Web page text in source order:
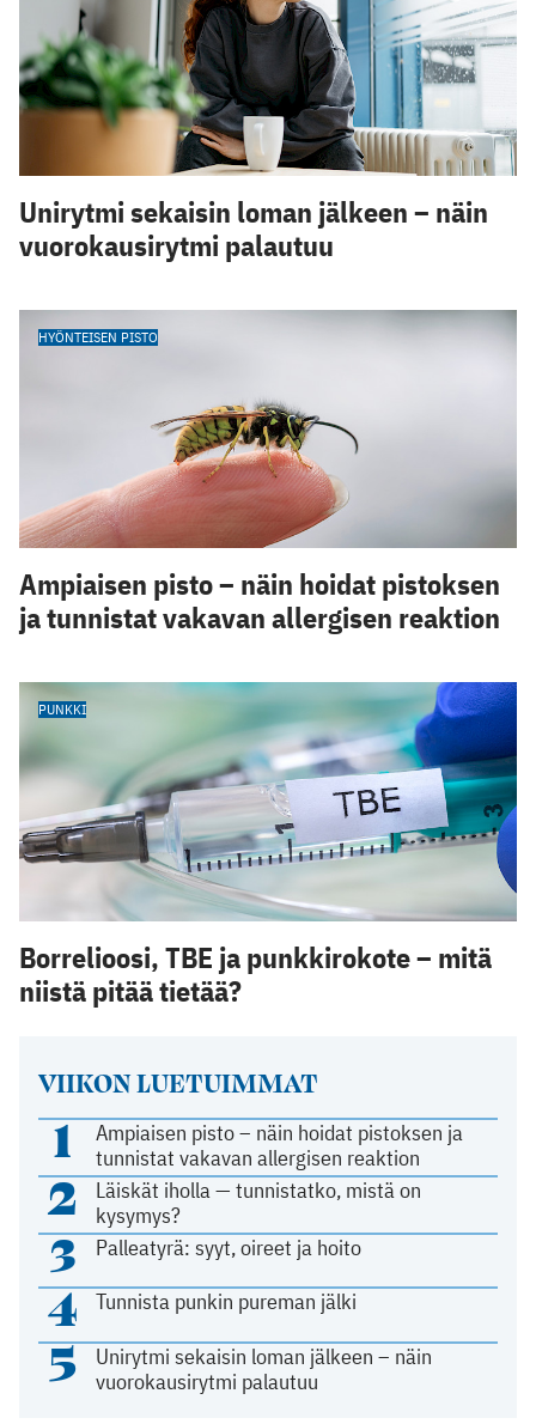
VIIKON LUETUIMMAT
1
Ampiaisen pisto – näin hoidat pistoksen ja
tunnistat vakavan allergisen reaktion
2
Läiskät iholla — tunnistatko, mistä on
kysymys?
3 Palleatyrä: syyt, oireet ja hoito
4 Tunnista punkin pureman jälki
5
Unirytmi sekaisin loman jälkeen – näin
vuorokausirytmi palautuu
Unirytmi sekaisin loman jälkeen – näin
vuorokausirytmi palautuu
HYÖNTEISEN PISTO
Ampiaisen pisto – näin hoidat pistoksen
ja tunnistat vakavan allergisen reaktion
PUNKKI
Borrelioosi, TBE ja punkkirokote – mitä
niistä pitää tietää?